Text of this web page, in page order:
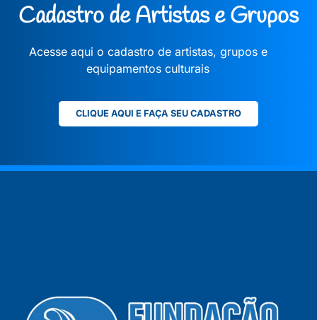
Cadastro de Artistas e Grupos
Acesse aqui o cadastro de artistas, grupos e
equipamentos culturais
CLIQUE AQUI E FAÇA SEU CADASTRO